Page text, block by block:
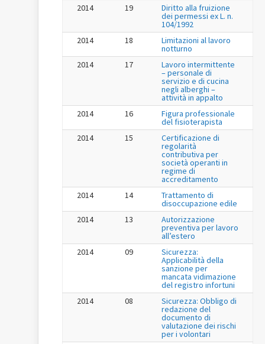
2014
19 Diritto alla fruizione
dei permessi ex L. n.
104/1992
2014
18 Limitazioni al lavoro
notturno
2014
17 Lavoro intermittente
– personale di
servizio e di cucina
negli alberghi –
attività in appalto
2014
16 Figura professionale
del fisioterapista
2014
15 Certificazione di
regolarità
contributiva per
società operanti in
regime di
accreditamento
2014
14 Trattamento di
disoccupazione edile
2014
13 Autorizzazione
preventiva per lavoro
all’estero
2014
09 Sicurezza:
Applicabilità della
sanzione per
mancata vidimazione
del registro infortuni
2014
08 Sicurezza: Obbligo di
redazione del
documento di
valutazione dei rischi
per i volontari